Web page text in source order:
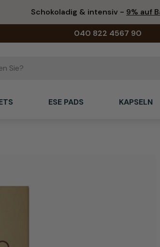
Schokoladig & intensiv - 9% auf
040 822 4567 90
ESE PADS KAPSELN